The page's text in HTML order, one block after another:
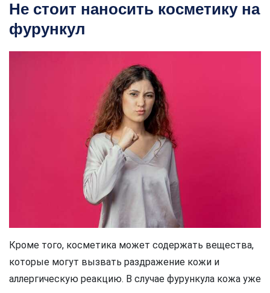
Не стоит наносить косметику на
фурункул
Кроме того, косметика может содержать вещества,
которые могут вызвать раздражение кожи и
аллергическую реакцию. В случае фурункула кожа уже